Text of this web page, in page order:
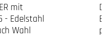
mit
- Edelstahl
Wahl